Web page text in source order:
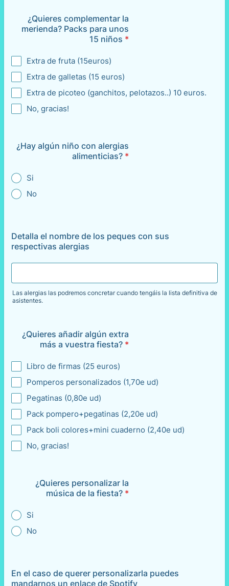
¿Quieres complementar la
merienda? Packs para unos
15 niños *
Extra de fruta (15euros)
Extra de galletas (15 euros)
Extra de picoteo (ganchitos, pelotazos..) 10 euros.
No, gracias!
¿Hay algún niño con alergias
alimenticias? *
Si
No
Detalla el nombre de los peques con sus
respectivas alergias
Las alergias las podremos concretar cuando tengáis la lista definitiva de
asistentes.
¿Quieres añadir algún extra
más a vuestra fiesta? *
Libro de firmas (25 euros)
Pomperos personalizados (1,70e ud)
Pegatinas (0,80e ud)
Pack pompero+pegatinas (2,20e ud)
Pack boli colores+mini cuaderno (2,40e ud)
No, gracias!
¿Quieres personalizar la
música de la fiesta? *
Si
No
En el caso de querer personalizarla puedes
mandarnos un enlace de Spotify